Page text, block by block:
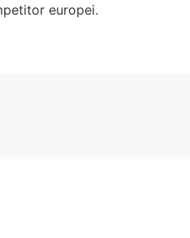
europei.